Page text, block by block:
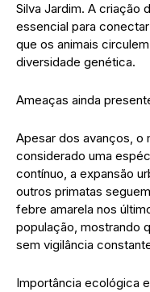
Silva Jardim. A criação
essencial para
que os animais
diversidade genética.
Ameaças ainda
Apesar dos avanços, o
considerado uma
contínuo, a expansão
outros primatas
febre amarela nos
população, mostrando
sem vigilância
Importância ecológica